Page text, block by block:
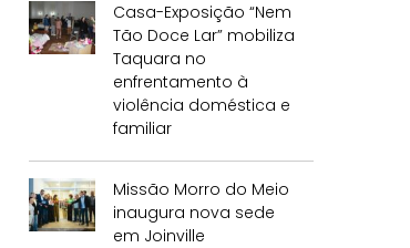
Casa-Exposição “Nem
Tão Doce Lar” mobiliza
Taquara no
enfrentamento à
violência doméstica e
familiar
Missão Morro do Meio
inaugura nova sede
em Joinville